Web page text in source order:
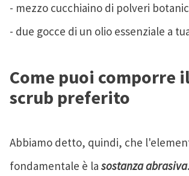
- mezzo cucchiaino di polveri
- due gocce di un olio essenziale a
Come puoi comporre
scrub preferito
Abbiamo detto, quindi, che
fondamentale è la sostanza abrasiva.